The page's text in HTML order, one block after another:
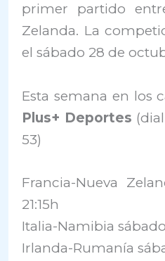
primer partido
Zelanda. La
el sábado 28 de
Esta semana en los
Plus+ Deportes
53)
Francia-Nueva
21:15h
Italia-Namibia
Irlanda-Rumanía